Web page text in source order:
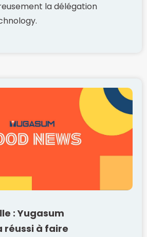
la délégation
: Yugasum
réussi à faire